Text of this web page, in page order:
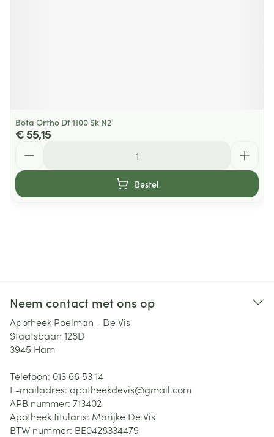
Bota Ortho Df 1100 Sk N2
€ 55,15
Bestel
Neem contact met ons op
Apotheek Poelman - De Vis
Staatsbaan 128D
3945 Ham
Telefoon: 013 66 53 14
E-mailadres: apotheekdevis@gmail.com
APB nummer: 713402
Apotheek titularis: Marijke De Vis
BTW nummer: BE0428334479